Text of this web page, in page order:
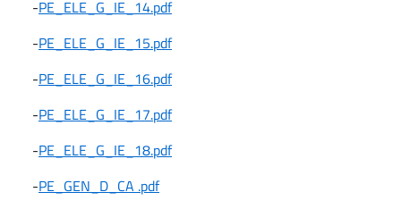
-PE_ELE_G_IE_14.pdf
-PE_ELE_G_IE_15.pdf
-PE_ELE_G_IE_16.pdf
-PE_ELE_G_IE_17.pdf
-PE_ELE_G_IE_18.pdf
-PE_GEN_D_CA .pdf